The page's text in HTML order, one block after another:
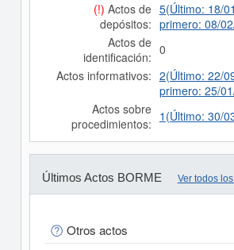
(!) Actos de
depósitos:
5(Último: 18/
primero: 08/
Actos de
identificación: 0
Actos informativos: 2(Último: 22/
primero: 25/
Actos sobre
procedimientos: 1(Último: 30/
Últimos Actos BORME Ver todos
Otros actos